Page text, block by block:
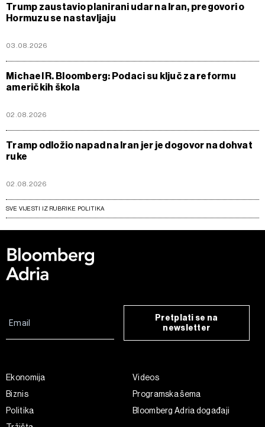
Trump zaustavio planirani udar na Iran, pregovori o
Hormuzu se nastavljaju
03.08.2026
Michael R. Bloomberg: Podaci su ključ za reformu
američkih škola
02.08.2026
Tramp odložio napad na Iran jer je dogovor na dohvat
ruke
02.08.2026
SVE VIJESTI IZ RUBRIKE POLITIKA
Pretplati se na
newsletter
Ekonomija
Biznis
Politika
Videos
Programska šema
Bloomberg Adria događaji